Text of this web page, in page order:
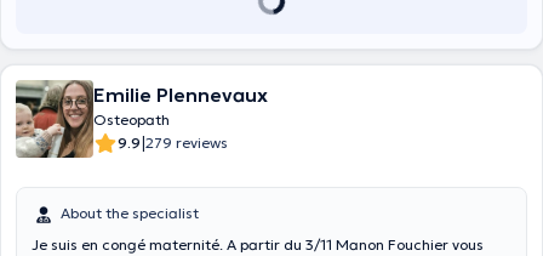
Emilie Plennevaux
Osteopath
9.9|279 reviews
About the specialist
Je suis en congé maternité. A partir du 3/11 Manon Fouchier vous